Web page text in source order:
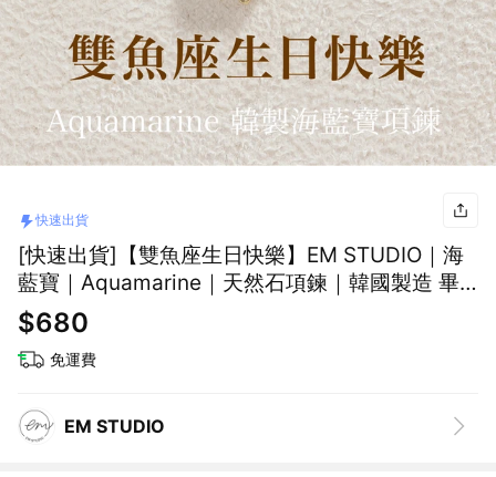
快速出貨
[快速出貨]【雙魚座生日快樂】EM STUDIO｜海
藍寶｜Aquamarine｜天然石項鍊｜韓國製造 畢
業禮物 雙魚座 生日快樂 生日禮物
$680
免運費
EM STUDIO